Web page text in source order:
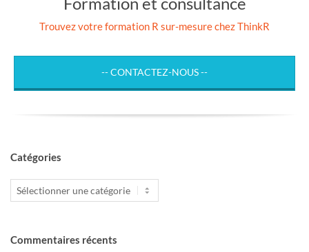
Trouvez votre formation R sur-mesure chez ThinkR
-- CONTACTEZ-NOUS --
Catégories
Catégories
Commentaires récents